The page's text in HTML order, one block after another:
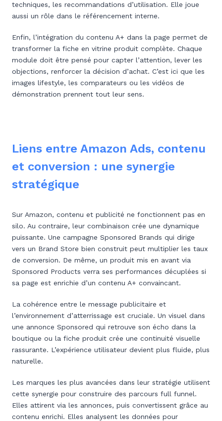
techniques, les recommandations d’utilisation. Elle joue
aussi un rôle dans le référencement interne.
Enfin, l’intégration du contenu A+ dans la page permet de
transformer la fiche en vitrine produit complète. Chaque
module doit être pensé pour capter l’attention, lever les
objections, renforcer la décision d’achat. C’est ici que les
images lifestyle, les comparateurs ou les vidéos de
démonstration prennent tout leur sens.
Liens entre Amazon Ads, contenu
et conversion : une synergie
stratégique
Sur Amazon, contenu et publicité ne fonctionnent pas en
silo. Au contraire, leur combinaison crée une dynamique
puissante. Une campagne Sponsored Brands qui dirige
vers un Brand Store bien construit peut multiplier les taux
de conversion. De même, un produit mis en avant via
Sponsored Products verra ses performances décuplées si
sa page est enrichie d’un contenu A+ convaincant.
La cohérence entre le message publicitaire et
l’environnement d’atterrissage est cruciale. Un visuel dans
une annonce Sponsored qui retrouve son écho dans la
boutique ou la fiche produit crée une continuité visuelle
rassurante. L’expérience utilisateur devient plus fluide, plus
naturelle.
Les marques les plus avancées dans leur stratégie utilisent
cette synergie pour construire des parcours full funnel.
Elles attirent via les annonces, puis convertissent grâce au
contenu enrichi. Elles analysent les données pour